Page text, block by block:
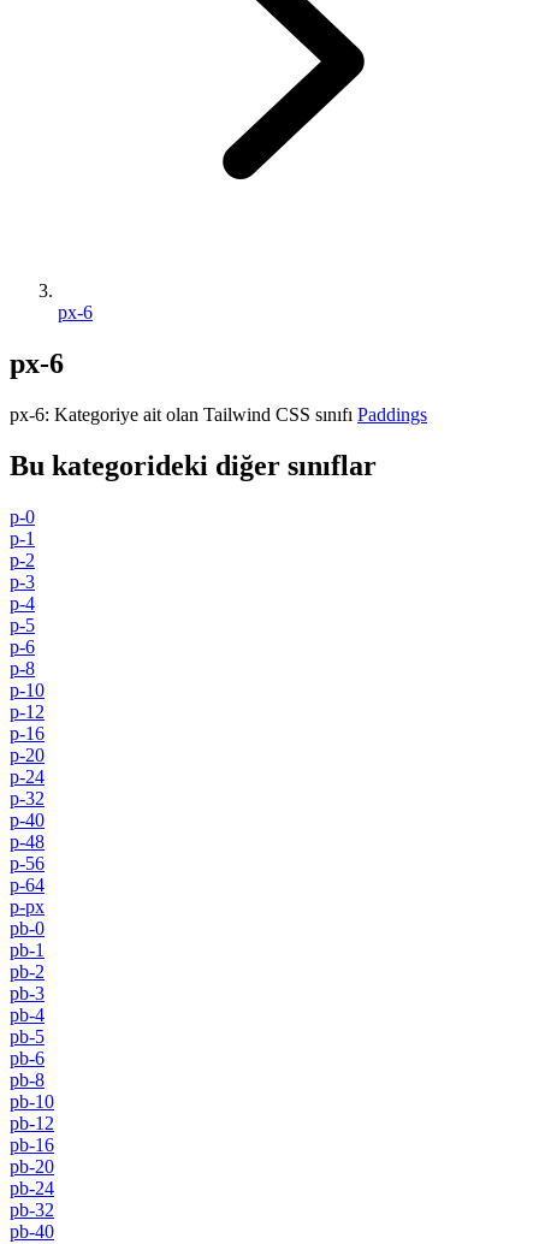
px-6
px-6
px-6: Kategoriye ait olan Tailwind CSS sınıfı Paddings
Bu kategorideki diğer sınıflar
p-0
p-1
p-2
p-3
p-4
p-5
p-6
p-8
p-10
p-12
p-16
p-20
p-24
p-32
p-40
p-48
p-56
p-64
p-px
pb-0
pb-1
pb-2
pb-3
pb-4
pb-5
pb-6
pb-8
pb-10
pb-12
pb-16
pb-20
pb-24
pb-32
pb-40